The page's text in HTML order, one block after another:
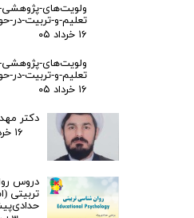
ولویت‌های-
تعلیم-و-تربیت-در-
۱۶ خرداد ۰۵
ولویت‌های-
تعلیم-و-تربیت-در-
۱۶ خرداد ۰۵
دکتر
۱۶ خرداد ۰۵
دروس
تربیتی